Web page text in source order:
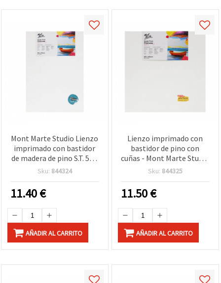
Mont Marte Studio Lienzo
imprimado con bastidor
de madera de pino S.T. 50 x
70 cm
Sku: 844324
11.40€
AÑADIR AL CARRITO
Lienzo imprimado con
bastidor de pino con
cuñas - Mont Marte Studio
Canvas, S.T., 60 x 60 cm
Sku: 844325
11.50€
AÑADIR AL CARRITO